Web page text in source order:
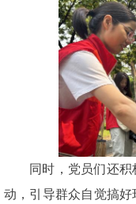
同时，党员们还
动，引导群众自觉搞